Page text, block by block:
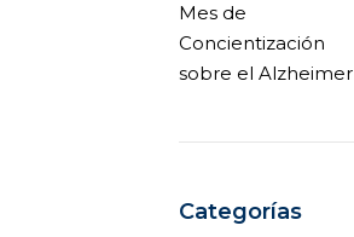
Mes de
Concientización
sobre el Alzheimer
Categorías